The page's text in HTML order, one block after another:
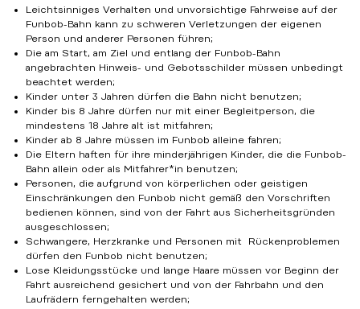
Leichtsinniges Verhalten und unvorsichtige Fahrweise auf der
Funbob-Bahn kann zu schweren Verletzungen der eigenen
Person und anderer Personen führen;
Die am Start, am Ziel und entlang der Funbob-Bahn
angebrachten Hinweis- und Gebotsschilder müssen unbedingt
beachtet werden;
Kinder unter 3 Jahren dürfen die Bahn nicht benutzen;
Kinder bis 8 Jahre dürfen nur mit einer Begleitperson, die
mindestens 18 Jahre alt ist mitfahren;
Kinder ab 8 Jahre müssen im Funbob alleine fahren;
Die Eltern haften für ihre minderjährigen Kinder, die die Funbob-
Bahn allein oder als Mitfahrer*in benutzen;
Personen, die aufgrund von körperlichen oder geistigen
Einschränkungen den Funbob nicht gemäß den Vorschriften
bedienen können, sind von der Fahrt aus Sicherheitsgründen
ausgeschlossen;
Schwangere, Herzkranke und Personen mit Rückenproblemen
dürfen den Funbob nicht benutzen;
Lose Kleidungsstücke und lange Haare müssen vor Beginn der
Fahrt ausreichend gesichert und von der Fahrbahn und den
Laufrädern ferngehalten werden;